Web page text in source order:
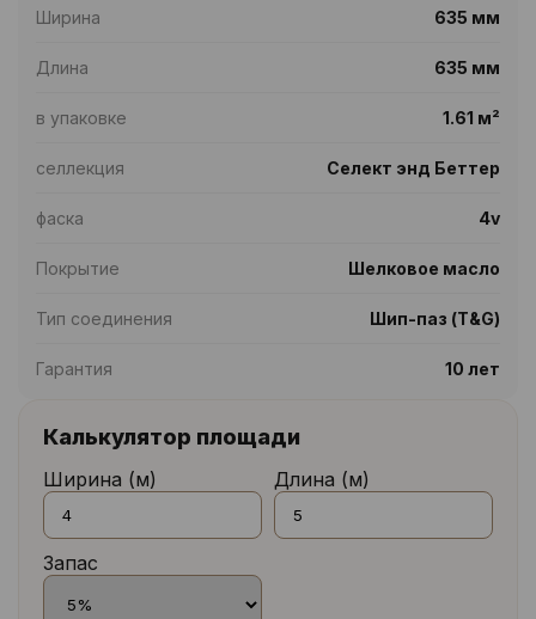
Ширина 635 мм
Длина 635 мм
в упаковке 1.61 м²
селлекция Селект энд Беттер
фаска 4v
Покрытие Шелковое масло
Тип соединения Шип-паз (T&G)
Гарантия 10 лет
Калькулятор площади
Ширина (м) Длина (м)
Запас